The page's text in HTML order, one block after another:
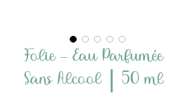
Folie – Eau Parfumée
Sans Alcool ⎮ 50 ml